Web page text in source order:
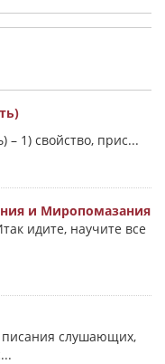
– 1) свойство, прис...
и Миропомазания
идите, научите все
писания слушающих,